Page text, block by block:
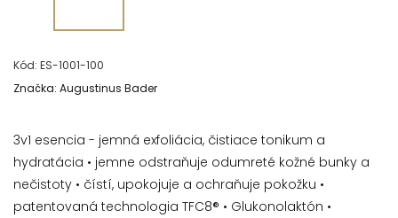
Kód: ES-1001-100
3v1 esencia - jemná exfoliácia, čistiace tonikum a
hydratácia • jemne odstraňuje odumreté kožné bunky a
nečistoty • čístí, upokojuje a ochraňuje pokožku •
patentovaná technologia TFC8® • Glukonolaktón •
Značka: Augustinus Bader